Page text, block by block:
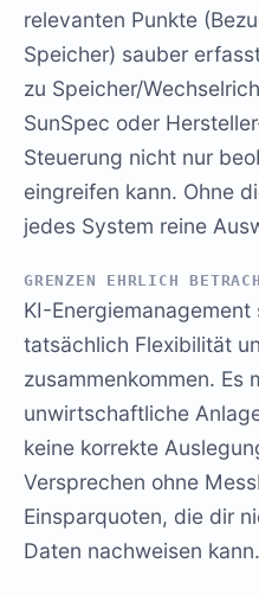
relevanten Punkte
Speicher) sauber
zu Speicher/
SunSpec oder
Steuerung nicht nur
eingreifen kann. Ohne
jedes System reine
GRENZEN EHRLICH
KI-
tatsächlich Flexibilität
zusammenkommen. Es
unwirtschaftliche
keine korrekte
Versprechen ohne
Einsparquoten, die dir
Daten nachweisen kann.